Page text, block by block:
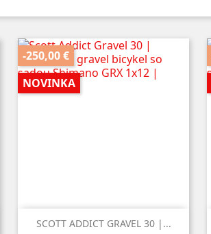
-250,00 €
NOVINKA
Rýchly náhľad
SCOTT ADDICT GRAVEL 30 |...